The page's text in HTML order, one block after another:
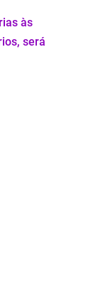
às
será